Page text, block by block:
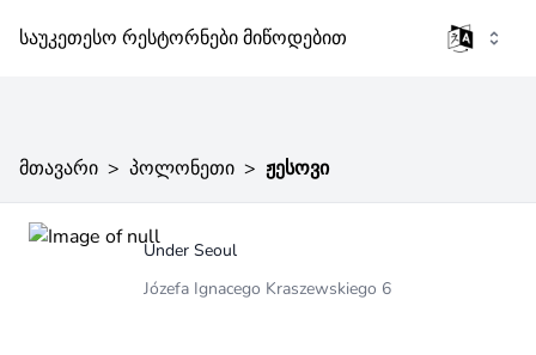
საუკეთესო რესტორნები მიწოდებით
მთავარი > პოლონეთი > ჟესოვი
Under Seoul
Józefa Ignacego Kraszewskiego 6